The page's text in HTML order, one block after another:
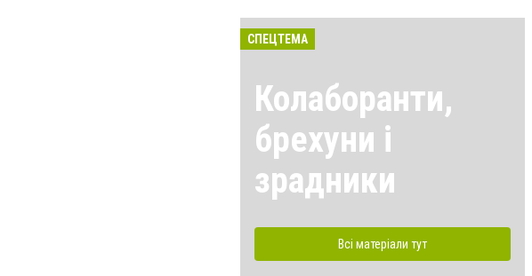
СПЕЦТЕМА
Колаборанти,
брехуни і
зрадники
Всі матеріали тут